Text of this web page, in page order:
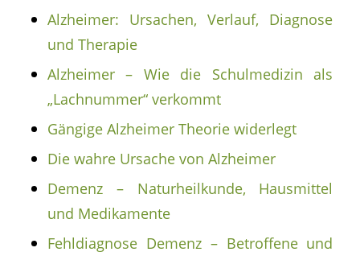
Alzheimer: Ursachen, Verlauf, Diagnose
und Therapie
Alzheimer – Wie die Schulmedizin als
„Lachnummer“ verkommt
Gängige Alzheimer Theorie widerlegt
Die wahre Ursache von Alzheimer
Demenz – Naturheilkunde, Hausmittel
und Medikamente
Fehldiagnose Demenz – Betroffene und